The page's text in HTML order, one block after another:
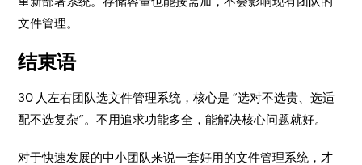
文件管理。
结束语
30 人左右团队选文件管理系统，核心是 “选对不选贵、选适
配不选复杂”。不用追求功能多全，能解决核心问题就好。
对于快速发展的中小团队来说一套好用的文件管理系统，才